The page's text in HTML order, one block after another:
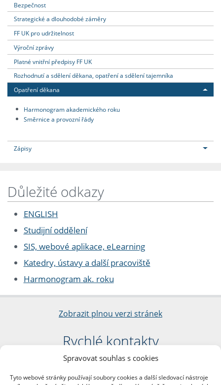
Spravovat souhlas s cookies
Tyto webové stránky používají soubory cookies a další sledovací nástroje
Bezpečnost
Strategické a dlouhodobé záměry
FF UK pro udržitelnost
Výroční zprávy
Platné vnitřní předpisy FF UK
Rozhodnutí a sdělení děkana, opatření a sdělení tajemníka
Opatření děkana
Harmonogram akademického roku
Směrnice a provozní řády
Zápisy
Důležité odkazy
ENGLISH
Studijní oddělení
SIS, webové aplikace, eLearning
Katedry, ústavy a další pracoviště
Harmonogram ak. roku
Zobrazit plnou verzi stránek
Rychlé kontakty
Filozofická fakulta
nám. Jana Palacha 1/2